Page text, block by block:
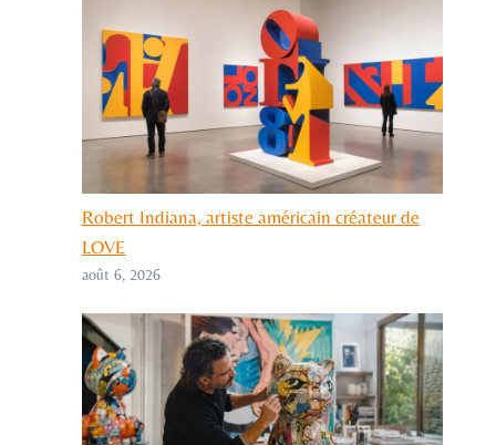
Robert Indiana, artiste américain créateur de
LOVE
août 6, 2026